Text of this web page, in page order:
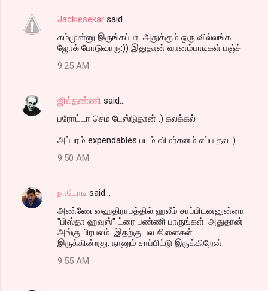
Jackiesekar said…
கம்முன்னு இருங்கப்பா. அதுக்கும் ஒரு வில்லங்க
ஜோக் போடுவாரு:)) இதுதான் வானம்பாடிகள் பஞ்ச்
9:25 AM
ஜில்தண்ணி said…
பரோட்டா செம டேஸ்டுதான் :) கலக்கல்
அப்பரம் expendables படம் விமர்சனம் எப்ப தல :)
9:50 AM
நாடோடி said…
அண்ணே ஹைதிராப‌த்தில் ஹ‌லீம் சாப்பிட‌ன‌னுன்னா
"பிஸ்தா ஹ‌வுஸ்" ட்ரை ப‌ண்ணி பாருங்க‌ள். அதுதான்
அங்கு பிர‌ப‌ல‌ம். இத‌ற்கு ப‌ல‌ கிளைக‌ள்
இருக்கின்ற‌து. நானும் சாப்பிட்டு இருக்கிறேன்.
9:55 AM